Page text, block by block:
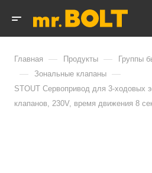
Главная — Продукты — Группы
— Зональные клапаны —
STOUT Сервопривод для 3-ходовых
клапанов, 230V, время движения 8